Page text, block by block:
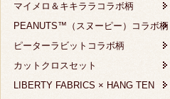
マイメロ＆キキララコラボ柄
PEANUTS™（スヌーピー）コラボ柄
ピーターラビットコラボ柄
カットクロスセット
LIBERTY FABRICS × HANG TEN